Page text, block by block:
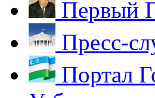
Первый
Пресс-
Портал